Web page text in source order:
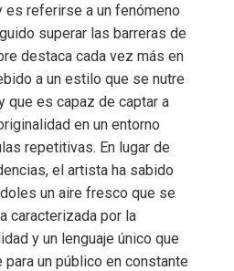
es referirse a un fenómeno
superar las barreras de
destaca cada vez más en
a un estilo que se nutre
que es capaz de captar a
en un entorno
repetitivas. En lugar de
el artista ha sabido
un aire fresco que se
caracterizada por la
y un lenguaje único que
un público en constante